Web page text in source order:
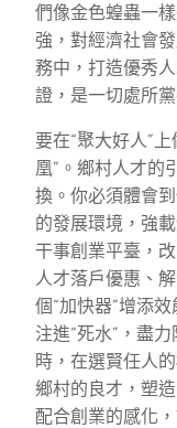
們像金色蝗蟲一
強，對經濟社會
務中，打造優秀
證，是一切處所
要在“聚大好人”
凰”。鄉村人才的
換。你必須體會
的發展環境，強
干事創業平臺，
人才落戶優惠、
個“加快器”增添
注進“死水”，盡
時，在選賢任人
鄉村的良才，塑
配合創業的感化